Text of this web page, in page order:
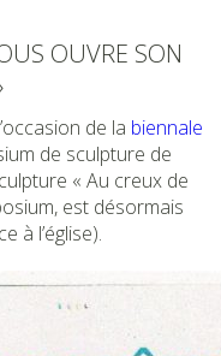
OUVRE SON
de la biennale
de sculpture de
« Au creux de
est désormais
à l’église).